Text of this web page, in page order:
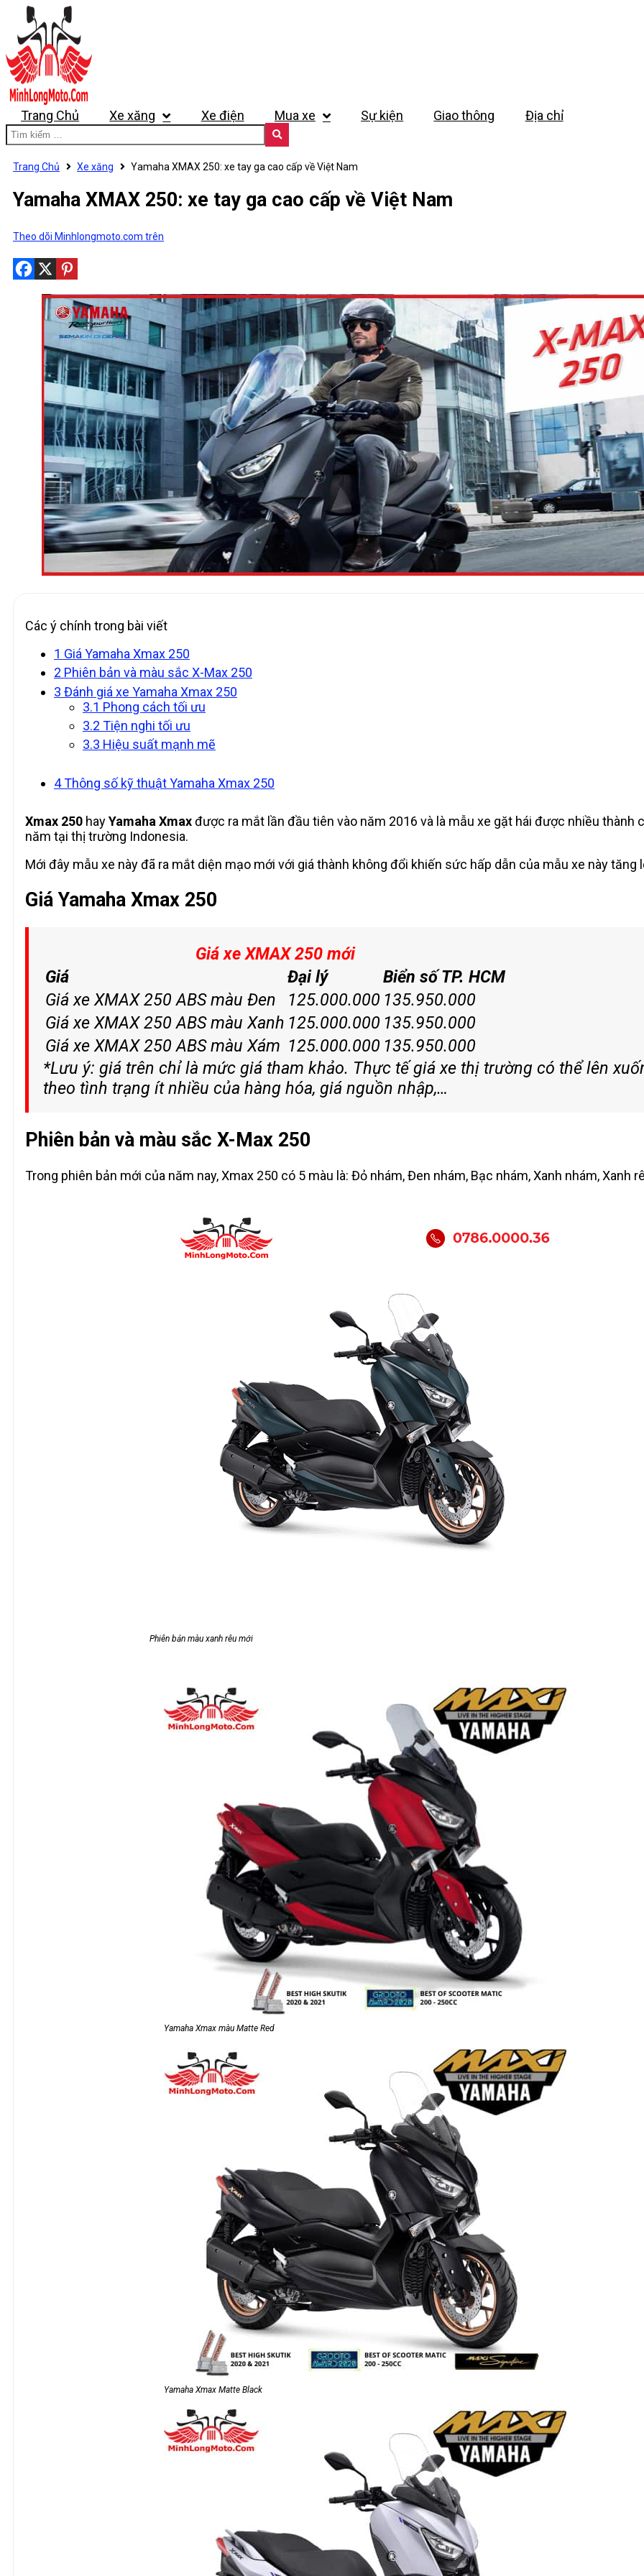
Trang Chủ Xe xăng Xe điện Mua xe Sự kiện Giao thông Địa chỉ
Trang Chủ Xe xăng Yamaha XMAX 250: xe tay ga cao cấp về Việt Nam
Yamaha XMAX 250: xe tay ga cao cấp về Việt Nam
Theo dõi Minhlongmoto.com trên
Các ý chính trong bài viết
1 Giá Yamaha Xmax 250
2 Phiên bản và màu sắc X-Max 250
3 Đánh giá xe Yamaha Xmax 250
3.1 Phong cách tối ưu
3.2 Tiện nghi tối ưu
3.3 Hiệu suất mạnh mẽ
4Thông số kỹ thuật Yamaha Xmax 250
Xmax 250 hayYamaha Xmaxđược ra mắt lần đầu tiên vào năm 2016 và là mẫu xe gặt hái được nhiều thành
năm tại thị trường Indonesia.
Mới đây mẫu xe này đã ra mắt diện mạo mới với giá thành không đổi khiến sức hấp dẫn của mẫu xe này tăng
Giá Yamaha Xmax 250
Giá xe XMAX 250 mới
Giá
Đại lý
Biển số TP. HCM
Giá xe XMAX 250 ABS màu Đen
125.000.000 135.950.000
Giá xe XMAX 250 ABS màu Xanh 125.000.000 135.950.000
Giá xe XMAX 250 ABS màu Xám 125.000.000 135.950.000
*Lưu ý: giá trên chỉ là mức giá tham khảo. Thực tế giá xe thị trường có thể lên
theo tình trạng ít nhiều của hàng hóa, giá nguồn nhập,…
Phiên bản và màu sắc X-Max 250
Trong phiên bản mới của năm nay, Xmax 250 có 5 màu là: Đỏ nhám, Đen nhám, Bạc nhám, Xanh nhám, Xanh
Phiên bản màu xanh rêu mới
Yamaha Xmax màu Matte Red
Yamaha Xmax Matte Black